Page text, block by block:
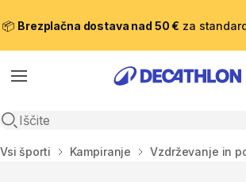
📦 Brezplačna dostava nad 50 € za
Meni
Odpri iskanje
Domov
Vsi športi Kampiranje Vzdrževanje in